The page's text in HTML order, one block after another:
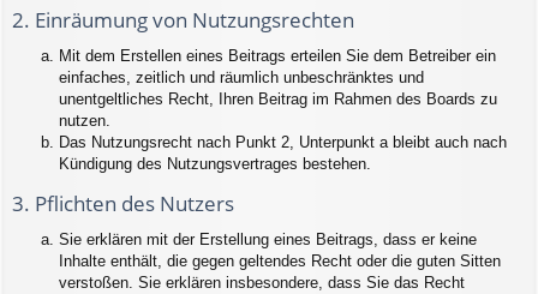
2. Einräumung von Nutzungsrechten
Mit dem Erstellen eines Beitrags erteilen Sie dem Betreiber ein
einfaches, zeitlich und räumlich unbeschränktes und
unentgeltliches Recht, Ihren Beitrag im Rahmen des Boards zu
nutzen.
Das Nutzungsrecht nach Punkt 2, Unterpunkt a bleibt auch nach
Kündigung des Nutzungsvertrages bestehen.
3. Pflichten des Nutzers
Sie erklären mit der Erstellung eines Beitrags, dass er keine
Inhalte enthält, die gegen geltendes Recht oder die guten Sitten
verstoßen. Sie erklären insbesondere, dass Sie das Recht